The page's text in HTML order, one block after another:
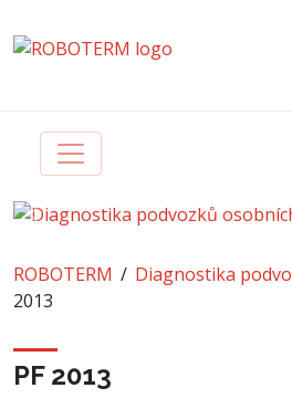
Zpět
ROBOTERM
Diagnostika
2013
PF 2013